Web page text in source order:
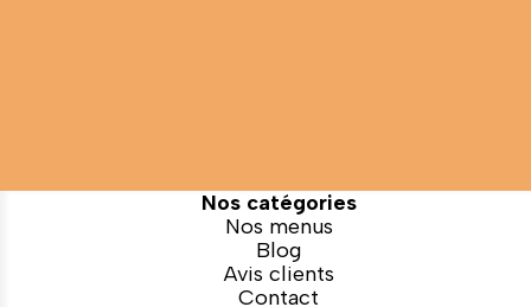
Nos catégories
Nos menus
Blog
Avis clients
Contact